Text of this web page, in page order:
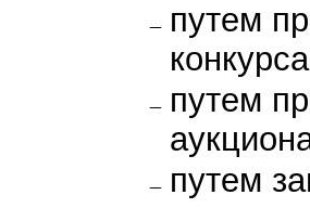
путем
путем
путем